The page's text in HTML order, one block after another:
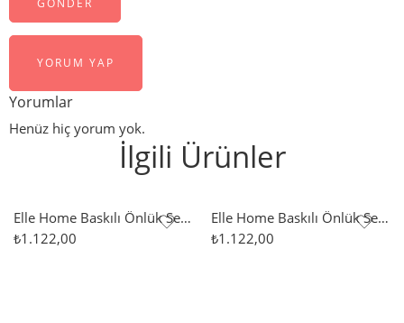
YORUM YAP
Yorumlar
Henüz hiç yorum yok.
İlgili Ürünler
Elle Home Baskılı Önlük Seti Fiyonk – Pudra
₺1.122,00
Elle Home Baskılı Önlük Seti Kalın Çizgi – Bej
₺1.122,00